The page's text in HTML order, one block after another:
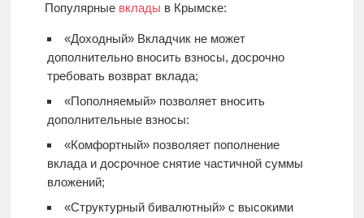
Популярные вклады в Крымске:
«Доходный» Вкладчик не может
дополнительно вносить взносы, досрочно
требовать возврат вклада;
«Пополняемый» позволяет вносить
дополнительные взносы:
«Комфортный» позволяет пополнение
вклада и досрочное снятие частичной суммы
вложений;
«Структурный бивалютный» с высокими